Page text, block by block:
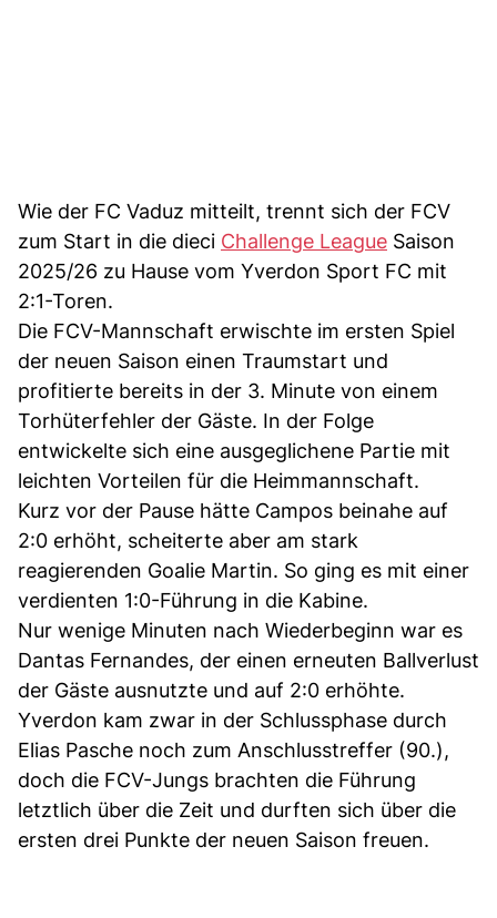
Wie der FC Vaduz mitteilt, trennt sich der FCV
zum Start in die dieci Challenge League Saison
2025/26 zu Hause vom Yverdon Sport FC mit
2:1-Toren.
Die FCV-Mannschaft erwischte im ersten Spiel
der neuen Saison einen Traumstart und
profitierte bereits in der 3. Minute von einem
Torhüterfehler der Gäste. In der Folge
entwickelte sich eine ausgeglichene Partie mit
leichten Vorteilen für die Heimmannschaft.
Kurz vor der Pause hätte Campos beinahe auf
2:0 erhöht, scheiterte aber am stark
reagierenden Goalie Martin. So ging es mit einer
verdienten 1:0-Führung in die Kabine.
Nur wenige Minuten nach Wiederbeginn war es
Dantas Fernandes, der einen erneuten Ballverlust
der Gäste ausnutzte und auf 2:0 erhöhte.
Yverdon kam zwar in der Schlussphase durch
Elias Pasche noch zum Anschlusstreffer (90.),
doch die FCV-Jungs brachten die Führung
letztlich über die Zeit und durften sich über die
ersten drei Punkte der neuen Saison freuen.